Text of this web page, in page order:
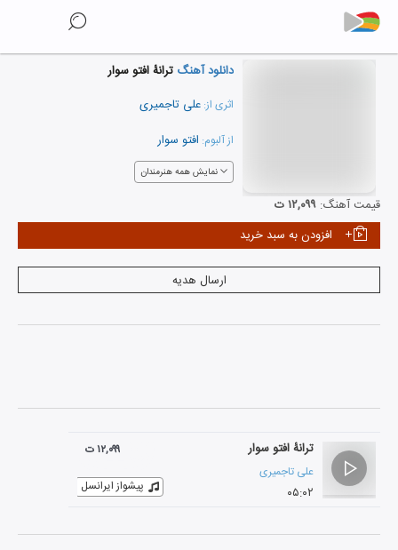
دانلود آهنگ ترانۀ افتو سوار
اثری از: علی تاجمیری
از آلبوم: افتو سوار
نمایش همه هنرمندان
قیمت آهنگ: ۱۲,۰۹۹ ت
افزودن به سبد خرید
ارسال هدیه
ترانۀ افتو سوار
علی تاجمیری
۰۵:۰۲
۱۲,۰۹۹ ت
پیشواز ایرانسل